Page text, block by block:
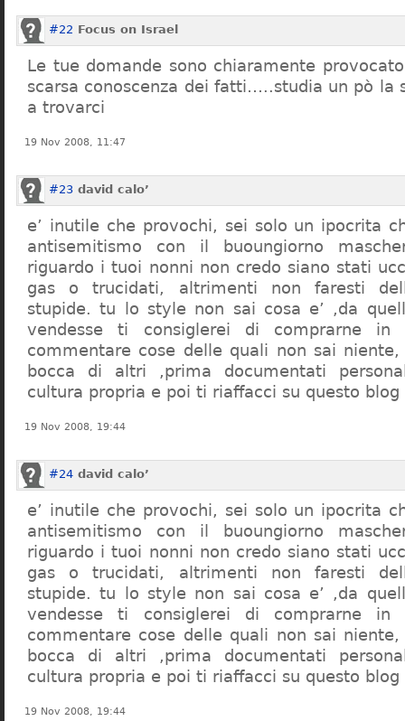
#22 Focus on Israel
Le tue domande sono chiaramente
scarsa conoscenza dei fatti…..studia un pò la
a trovarci
19 Nov 2008, 11:47
#23 david calo’
e’ inutile che provochi, sei solo un ipocrita
antisemitismo con il buoungiorno
riguardo i tuoi nonni non credo siano stati
gas o trucidati, altrimenti non faresti
stupide. tu lo style non sai cosa e’ ,da
vendesse ti consiglerei di comprarne in
commentare cose delle quali non sai
bocca di altri ,prima documentati
cultura propria e poi ti riaffacci su questo blog
19 Nov 2008, 19:44
#24 david calo’
e’ inutile che provochi, sei solo un ipocrita
antisemitismo con il buoungiorno
riguardo i tuoi nonni non credo siano stati
gas o trucidati, altrimenti non faresti
stupide. tu lo style non sai cosa e’ ,da
vendesse ti consiglerei di comprarne in
commentare cose delle quali non sai
bocca di altri ,prima documentati
cultura propria e poi ti riaffacci su questo blog
19 Nov 2008, 19:44